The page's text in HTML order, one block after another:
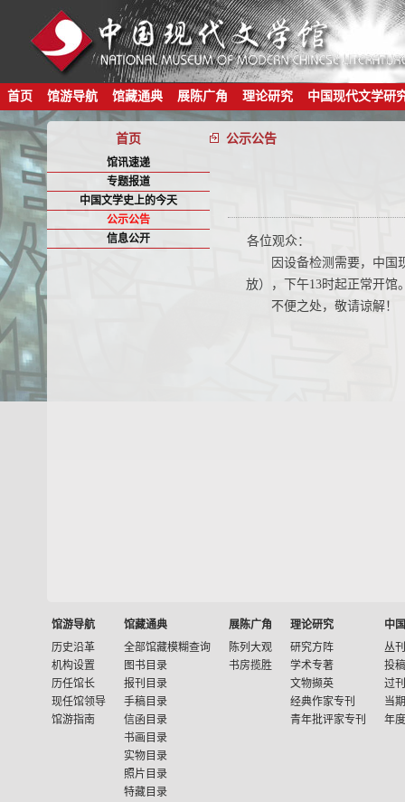
首页 馆游导航 馆藏通典 展陈广角 理论研究 中国现代文学研
首页 公示公告
馆讯速递
专题报道
中国文学史上的今天
公示公告
信息公开
各位观众：
因设备检测需要，中国
放），下午13时起正常开馆
不便之处，敬请谅解！
馆游导航
历史沿革
机构设置
历任馆长
现任馆领导
馆游指南
馆藏通典
全部馆藏模糊查询
图书目录
报刊目录
手稿目录
信函目录
书画目录
实物目录
照片目录
特藏目录
展陈广角
陈列大观
书房揽胜
理论研究
研究方阵
学术专著
文物撷英
经典作家专刊
青年批评家专刊
中
丛
投
过
当
年